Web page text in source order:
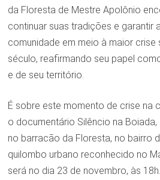
da Floresta de Mestre Apolônio
continuar suas tradições e garantir
comunidade em meio à maior crise
século, reafirmando seu papel
e de seu território.
É sobre este momento de crise na
o documentário Silêncio na
no barracão da Floresta, no bairro
quilombo urbano reconhecido no
será no dia 23 de novembro, às